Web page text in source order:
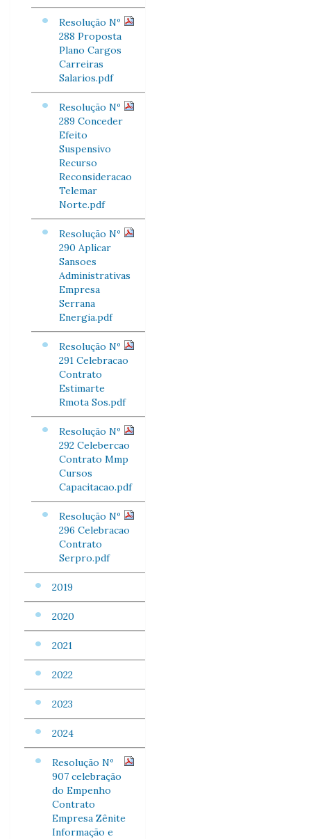
Resolução Nº
288 Proposta
Plano Cargos
Carreiras
Salarios.pdf
Resolução Nº
289 Conceder
Efeito
Suspensivo
Recurso
Reconsideracao
Telemar
Norte.pdf
Resolução Nº
290 Aplicar
Sansoes
Administrativas
Empresa
Serrana
Energia.pdf
Resolução Nº
291 Celebracao
Contrato
Estimarte
Rmota Sos.pdf
Resolução Nº
292 Celebercao
Contrato Mmp
Cursos
Capacitacao.pdf
Resolução Nº
296 Celebracao
Contrato
Serpro.pdf
2019
2020
2021
2022
2023
2024
Resolução Nº
907 celebração
do Empenho
Contrato
Empresa Zênite
Informação e